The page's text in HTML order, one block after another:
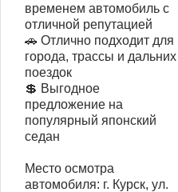
временем автомобиль с
отличной репутацией
🚗 Отлично подходит для
города, трассы и дальних
поездок
💲 Выгодное
предложение на
популярный японский
седан
Место осмотра
автомобиля: г. Курск, ул.